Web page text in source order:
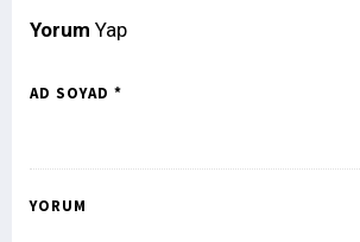
Yorum Yap
AD SOYAD *
YORUM